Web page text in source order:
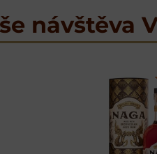
návštěva